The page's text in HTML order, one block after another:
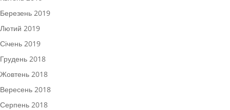
Березень 2019
Лютий 2019
Січень 2019
Грудень 2018
Жовтень 2018
Вересень 2018
Серпень 2018